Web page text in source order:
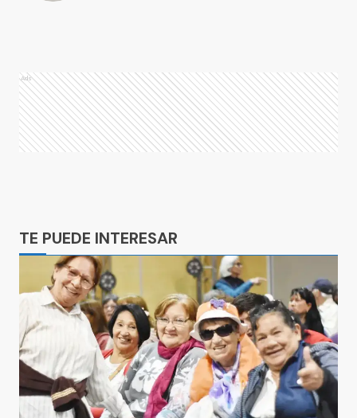
Ads
TE PUEDE INTERESAR